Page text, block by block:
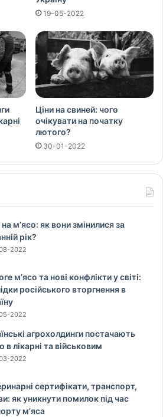
19-05-2022
Ціни на свиней: чого
очікувати на початку
лютого?
30-01-2022
на м’ясо: як вони змінилися за
рік?
2022
м’ясо та нові конфлікти у світі:
російського вторгнення в
2022
агрохолдинги постачають
в лікарні та військовим
2022
сертифікати, транспорт,
як уникнути помилок під час
м’яса